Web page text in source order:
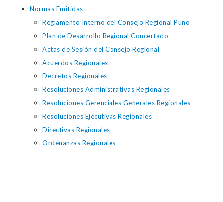
Normas Emitidas
Reglamento Interno del Consejo Regional Puno
Plan de Desarrollo Regional Concertado
Actas de Sesión del Consejo Regional
Acuerdos Regionales
Decretos Regionales
Resoluciones Administrativas Regionales
Resoluciones Gerenciales Generales Regionales
Resoluciones Ejecutivas Regionales
Directivas Regionales
Ordenanzas Regionales